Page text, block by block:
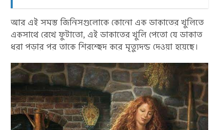
আর এই সমস্ত জিনিসগুলোকে কোনো এক ডাকাতের খুলিতে
একসাথে রেখে ফুটাতো, এই ডাকাতের খুলি পেতো যে ডাকাত
ধরা পড়ার পর তাকে শিরশ্ছেদ করে মৃত্যুদন্ড দেওয়া হয়েছে।